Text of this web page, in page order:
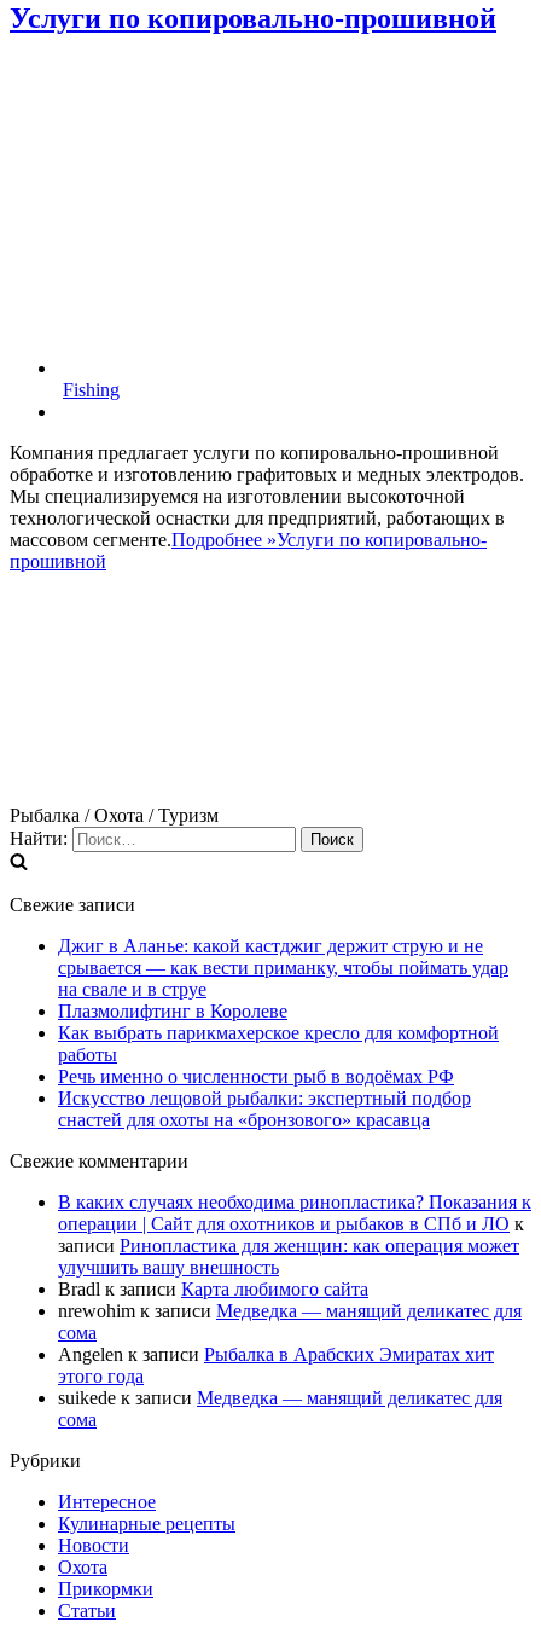
Услуги по копировально-прошивной
Fishing
Компания предлагает услуги по копировально-прошивной
обработке и изготовлению графитовых и медных электродов.
Мы специализируемся на изготовлении высокоточной
технологической оснастки для предприятий, работающих в
массовом сегменте.Подробнее »Услуги по копировально-
прошивной
Рыбалка / Охота / Туризм
Найти:
Свежие записи
Джиг в Аланье: какой кастджиг держит струю и не
срывается — как вести приманку, чтобы поймать удар
на свале и в струе
Плазмолифтинг в Королеве
Как выбрать парикмахерское кресло для комфортной
работы
Речь именно о численности рыб в водоёмах РФ
Искусство лещовой рыбалки: экспертный подбор
снастей для охоты на «бронзового» красавца
Свежие комментарии
В каких случаях необходима ринопластика? Показания к
операции | Сайт для охотников и рыбаков в СПб и ЛО к
записи Ринопластика для женщин: как операция может
улучшить вашу внешность
Bradl к записи Карта любимого сайта
nrewohim к записи Медведка — манящий деликатес для
сома
Angelen к записи Рыбалка в Арабских Эмиратах хит
этого года
suikede к записи Медведка — манящий деликатес для
сома
Рубрики
Интересное
Кулинарные рецепты
Новости
Охота
Прикормки
Статьи